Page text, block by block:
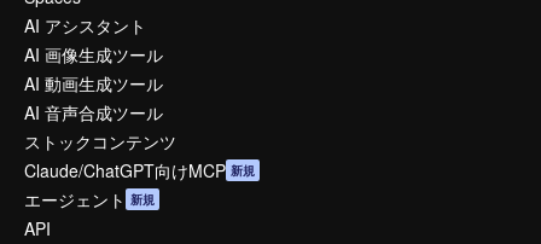
AI アシスタント
AI 画像生成ツール
AI 動画生成ツール
AI 音声合成ツール
ストックコンテンツ
Claude/ChatGPT向けMCP 新規
エージェント 新規
API